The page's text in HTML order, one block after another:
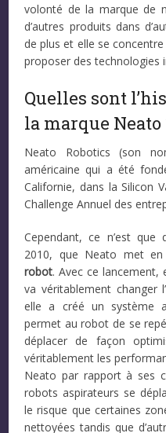
volonté de la marque de
d’autres produits dans
de plus et elle se
proposer des technologies
Quelles sont
la marque Neato
Neato Robotics (son
américaine qui a été
Californie, dans la Silicon
Challenge Annuel des
Cependant, ce n’est que
2010, que Neato met en
robot. Avec ce lancement,
va véritablement changer
elle a créé un système
permet au robot de se
déplacer de façon
véritablement les
Neato par rapport à ses
robots aspirateurs se
le risque que certaines
nettoyées tandis que